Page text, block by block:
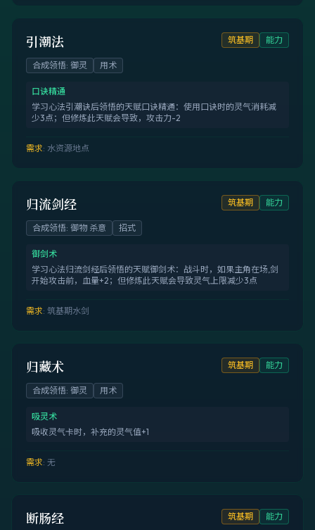
引潮法 筑基期 能力
合成领悟: 御灵 用术
口诀精通
学习心法引潮诀后领悟的天赋口诀精通：使用口诀时的灵气消耗减
少3点；但修炼此天赋会导致，攻击力-2
需求: 水资源地点
归流剑经 筑基期 能力
合成领悟: 御物 杀意 招式
御剑术
学习心法归流剑经后领悟的天赋御剑术：战斗时，如果主角在场,剑
开始攻击前，血量+2；但修炼此天赋会导致灵气上限减少3点
需求: 筑基期水剑
归藏术 筑基期 能力
合成领悟: 御灵 用术
吸灵术
吸收灵气卡时，补充的灵气值+1
需求: 无
断肠经 筑基期 能力